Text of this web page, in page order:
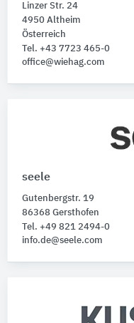
Linzer Str. 24
4950 Altheim
Österreich
Tel. +43 7723 465-0
office@wiehag.com
seele
Gutenbergstr. 19
86368 Gersthofen
Tel. +49 821 2494-0
info.de@seele.com